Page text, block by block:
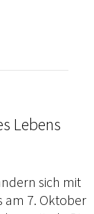
Lebens
sich mit
am 7. Oktober